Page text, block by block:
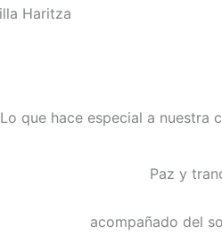
Lo que hace especial a nuestra
Paz y
acompañado del